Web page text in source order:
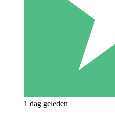
1 dag geleden